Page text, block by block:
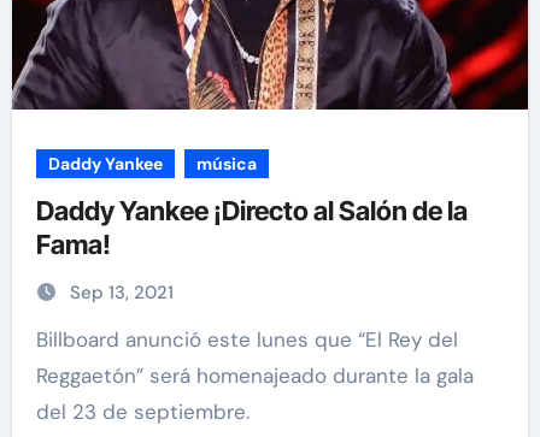
Daddy Yankee música
Daddy Yankee ¡Directo al Salón de la
Fama!
Sep 13, 2021
Billboard anunció este lunes que “El Rey del
Reggaetón” será homenajeado durante la gala
del 23 de septiembre.